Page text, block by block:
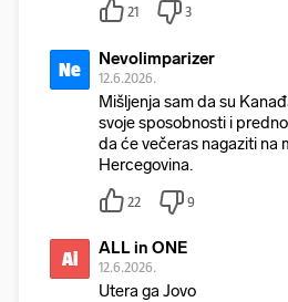
21 3
Ne Nevolimparizer
12.6.2026.
Mišljenja sam da su
svoje sposobnosti i
da će večeras nagaziti na
Hercegovina.
22 9
Ai ALL in ONE
12.6.2026.
Utera ga Jovo